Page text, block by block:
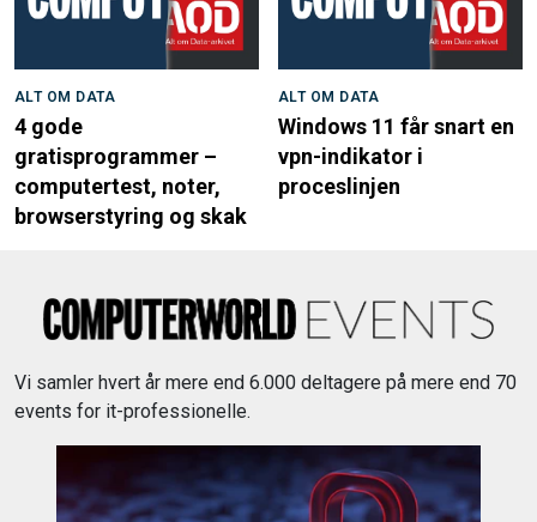
ALT OM DATA
4 gode
gratisprogrammer –
computertest, noter,
browserstyring og skak
ALT OM DATA
Windows 11 får snart en
vpn-indikator i
proceslinjen
Vi samler hvert år mere end 6.000 deltagere på mere end 70
events for it-professionelle.